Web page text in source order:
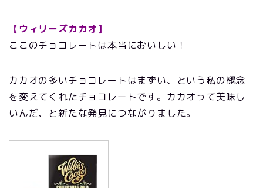
【ウィリーズカカオ】
ここのチョコレートは本当においしい！
カカオの多いチョコレートはまずい、という私の概念
を変えてくれたチョコレートです。カカオって美味し
いんだ、と新たな発見につながりました。